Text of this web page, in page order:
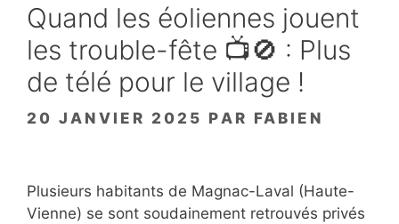
Quand les éoliennes jouent
les trouble-fête 📺🚫 : Plus
de télé pour le village !
20 JANVIER 2025 PAR FABIEN
Plusieurs habitants de Magnac-Laval (Haute-
Vienne) se sont soudainement retrouvés privés